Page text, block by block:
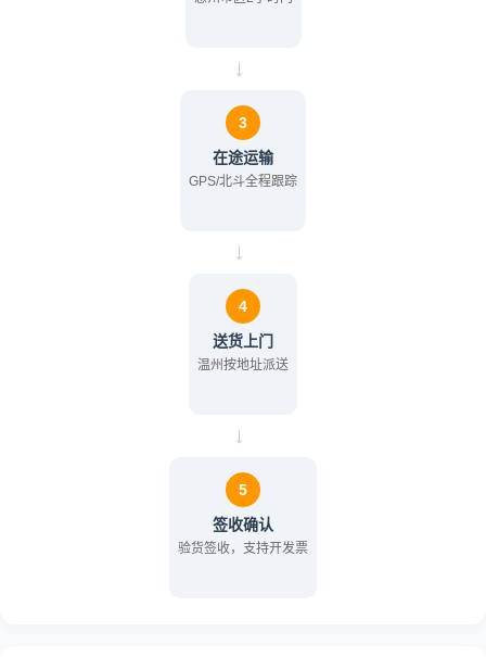
→
3
在途运输
GPS/北斗全程跟踪
→
4
送货上门
温州按地址派送
→
5
签收确认
验货签收，支持开发票